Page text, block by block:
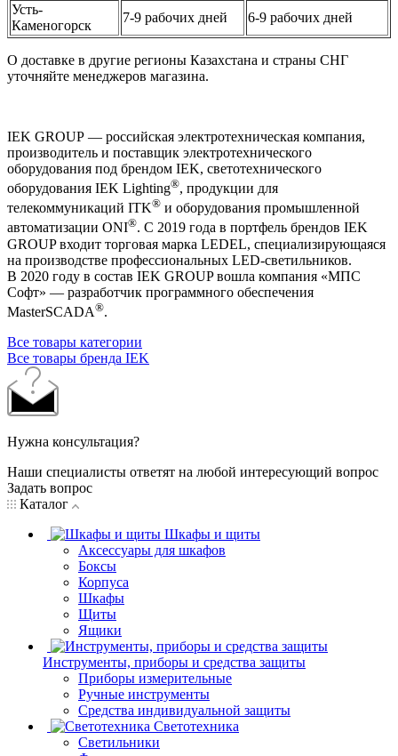
Усть-
Каменогорск
7-9 рабочих дней 6-9 рабочих дней
О доставке в другие регионы Казахстана и страны СНГ
уточняйте менеджеров магазина.
IEK GROUP — российская электротехническая компания,
производитель и поставщик электротехнического
оборудования под брендом IEK, светотехнического
оборудования IEK Lighting®, продукции для
телекоммуникаций ITK® и оборудования промышленной
автоматизации ONI®. С 2019 года в портфель брендов IEK
GROUP входит торговая марка LEDEL, специализирующаяся
на производстве профессиональных LED-светильников.
В 2020 году в состав IEK GROUP вошла компания «МПС
Софт» — разработчик программного обеспечения
MasterSCADA®.
Все товары категории
Все товары бренда IEK
Нужна консультация?
Наши специалисты ответят на любой интересующий вопрос
Задать вопрос
Каталог
Шкафы и щиты
Аксессуары для шкафов
Боксы
Корпуса
Шкафы
Щиты
Ящики
Инструменты, приборы и средства защиты
Приборы измерительные
Ручные инструменты
Средства индивидуальной защиты
Светотехника
Светильники